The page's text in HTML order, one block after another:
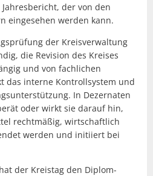
Jahresbericht, der von den
eingesehen werden kann.
der Kreisverwaltung
die Revision des Kreises
und von fachlichen
das interne Kontrollsystem und
In Dezernaten
oder wirkt sie darauf hin,
rechtmäßig, wirtschaftlich
werden und initiiert bei
der Kreistag den Diplom-